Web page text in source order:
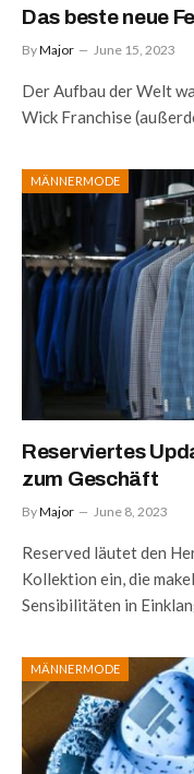
Das beste neue
ByMajor June 15, 2023
Der Aufbau der Welt
Wick Franchise
MÄNNERMODE
Reserviertes
zum Geschäft
ByMajor June 8, 2023
Reserved läutet den
Kollektion ein, die
Sensibilitäten in
MÄNNERMODE